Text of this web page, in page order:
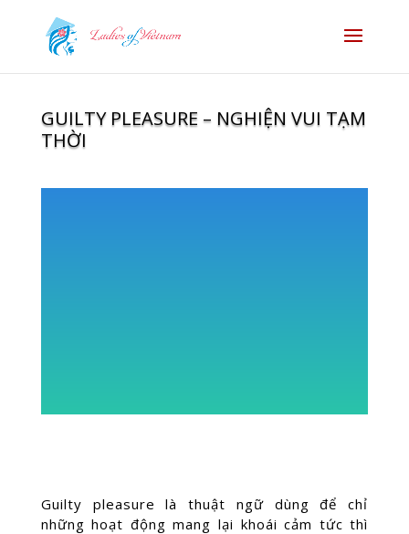
GUILTY PLEASURE – NGHIỆN VUI TẠM
THỜI
Guilty pleasure là thuật ngữ dùng để chỉ
những hoạt động mang lại khoái cảm tức thì